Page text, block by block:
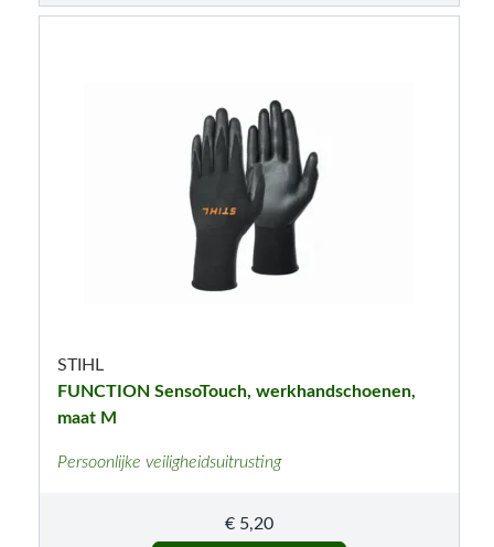
STIHL
FUNCTION SensoTouch, werkhandschoenen,
maat M
Persoonlijke veiligheidsuitrusting
€ 5,20